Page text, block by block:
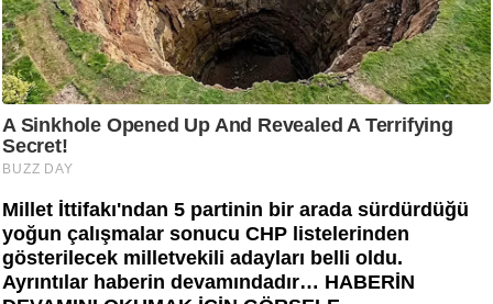
Millet İttifakı'ndan 5 partinin bir arada sürdürdüğü
yoğun çalışmalar sonucu CHP listelerinden
gösterilecek milletvekili adayları belli oldu.
Ayrıntılar haberin devamındadır… HABERİN